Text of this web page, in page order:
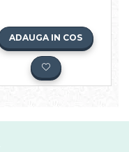
ADAUGA IN COS